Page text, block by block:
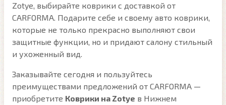
Zotye, выбирайте коврики с доставкой от
CARFORMA. Подарите себе и своему авто коврики,
которые не только прекрасно выполняют свои
защитные функции, но и придают салону стильный
и ухоженный вид.
Заказывайте сегодня и пользуйтесь
преимуществами предложений от CARFORMA —
приобретите Коврики на Zotye в Нижнем